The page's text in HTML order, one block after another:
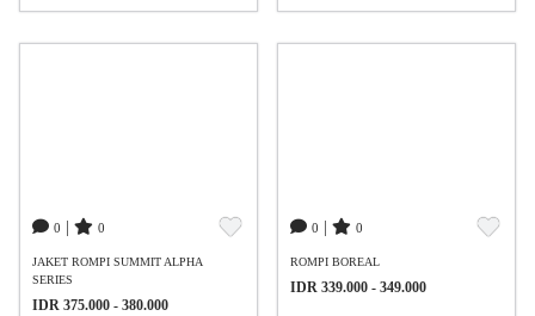
0 0
JAKET ROMPI SUMMIT ALPHA
SERIES
IDR 375.000 - 380.000
0 0
ROMPI BOREAL
IDR 339.000 - 349.000